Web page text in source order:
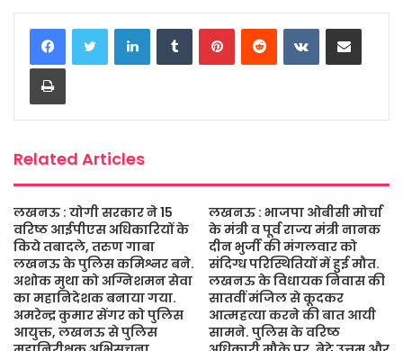
c
e
b
o
o
i
t
t
a
t
s
s
s
a
a
i
a
r
e
LinkedInTumblrPinterestReddit VKontakteShare via Email
Print
Related Articles
लखनऊ : योगी सरकार ने 15
वरिष्ठ आईपीएस अधिकारियों के
किये तबादले, तरुण गाबा
लखनऊ के पुलिस कमिश्नर बने.
अशोक मुथा को अग्निशमन सेवा
का महानिदेशक बनाया गया.
अमरेन्द्र कुमार सेंगर को पुलिस
आयुक्त, लखनऊ से पुलिस
लखनऊ : भाजपा ओबीसी मोर्चा
के मंत्री व पूर्व राज्य मंत्री नानक
दीन भुर्जी की मंगलवार को
संदिग्ध परिस्थितियों में हुई मौत.
लखनऊ के विधायक निवास की
सातवीं मंजिल से कूदकर
आत्महत्या करने की बात आयी
सामने. पुलिस के वरिष्ठ